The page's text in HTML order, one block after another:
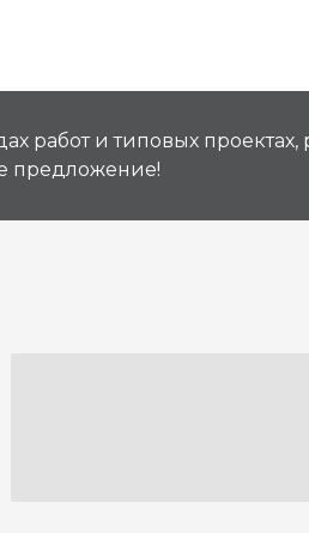
работ и типовых проектах,
предложение!